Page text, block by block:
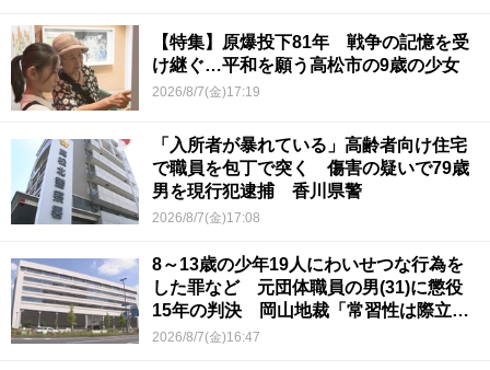
【特集】原爆投下81年 戦争の記憶を受
け継ぐ…平和を願う高松市の9歳の少女
2026/8/7(金)17:19
「入所者が暴れている」高齢者向け住宅
で職員を包丁で突く 傷害の疑いで79歳
男を現行犯逮捕 香川県警
2026/8/7(金)17:08
8～13歳の少年19人にわいせつな行為を
した罪など 元団体職員の男(31)に懲役
15年の判決 岡山地裁「常習性は際立っ
ていて被害結果も非常に重い」
2026/8/7(金)16:47